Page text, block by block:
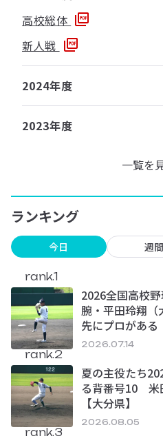
高校総体
新人戦
2024年度
2023年度
一覧を
ランキング
今日 週間
rank.1
2026全国高校
腕・平田玲翔
先にプロがあ
2026.07.14
rank.2
夏の主役たち
る背番号10 米
【大分県】
2026.08.05
rank.3